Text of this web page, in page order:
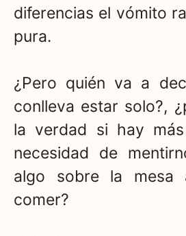
diferencias el vómito
pura.
¿Pero quién va a
conlleva estar solo?,
la verdad si hay
necesidad de
algo sobre la
comer?